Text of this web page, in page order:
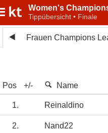
Women's
Tippübersicht • Finale
Pos +/- Name
1. Reinaldino
2. Nand22